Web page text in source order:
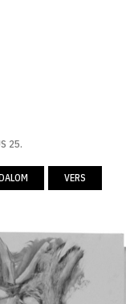
25.
VERS